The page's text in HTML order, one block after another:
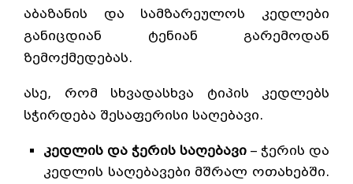
აბაზანის და სამზარეულოს კედლები
განიცდიან ტენიან გარემოდან
ზემოქმედებას.
ასე, რომ სხვადასხვა ტიპის კედლებს
სჭირდება შესაფერისი საღებავი.
კედლის და ჭერის საღებავი – ჭერის და
კედლის საღებავები მშრალ ოთახებში.